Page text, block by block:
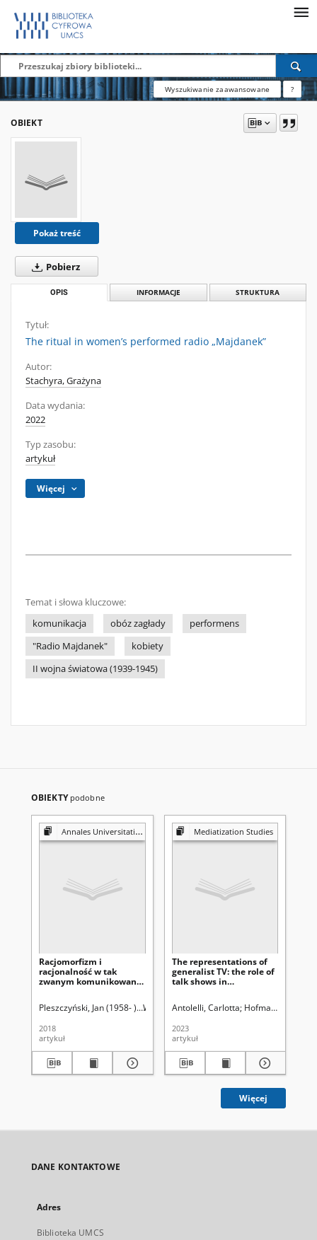
Wyszukiwanie zaawansowane ?
OBIEKT
Pokaż treść
Pobierz
OPIS INFORMACJE STRUKTURA
Tytuł:
The ritual in women’s performed radio „Majdanek”
Autor:
Stachyra, Grażyna
Data wydania:
2022
Typ zasobu:
artykuł
Więcej
Temat i słowa kluczowe:
komunikacja
obóz zagłady
performens
"Radio Majdanek"
kobiety
II wojna światowa (1939-1945)
OBIEKTY podobne
Annales Universitatis Mariae Curie-Skłodowska. Sectio K, Politologia
Racjomorfizm i
racjonalność w tak
zwanym komunikowaniu
rationality in the so-
communication
Pleszczyński, Jan (1958- ). Wydawnictwo UMC
2018
artykuł
Mediatization Studies
The representations of
generalist TV: the role of
talk shows in
political communication
emergency in gender
issues. The Italian case
Antolelli, Carlotta Hofman, Iwona.
2023
artykuł
Więcej
DANE KONTAKTOWE
Adres
Biblioteka UMCS